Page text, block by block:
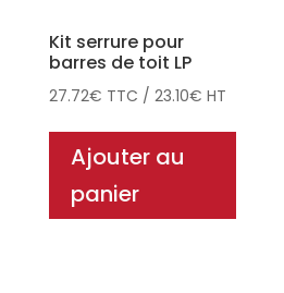
Kit serrure pour
barres de toit LP
27.72€ TTC / 23.10€ HT
Ajouter au
panier